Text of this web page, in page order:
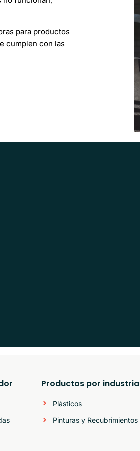
para productos
cumplen con las
Productos por industria
Plásticos
Pinturas y Recubrimientos